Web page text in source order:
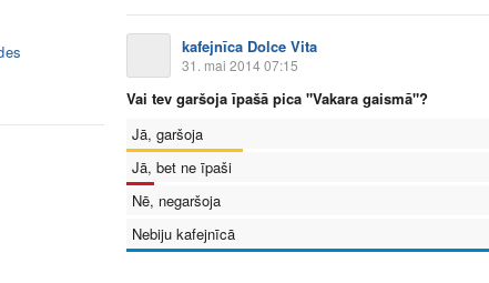
kafejnīca Dolce Vita
31. mai 2014 07:15
Vai tev garšoja īpašā pica "Vakara gaismā"?
Jā, garšoja
Jā, bet ne īpaši
Nē, negaršoja
Nebiju kafejnīcā